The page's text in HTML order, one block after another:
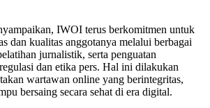
IWOI terus berkomitmen untuk
dan kualitas anggotanya melalui berbagai
jurnalistik, serta penguatan
dan etika pers. Hal ini dilakukan
wartawan online yang berintegritas,
bersaing secara sehat di era digital.